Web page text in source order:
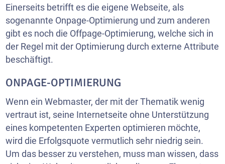
Einerseits betrifft es die eigene Webseite, als
sogenannte Onpage-Optimierung und zum anderen
gibt es noch die Offpage-Optimierung, welche sich in
der Regel mit der Optimierung durch externe Attribute
beschäftigt.
ONPAGE-OPTIMIERUNG
Wenn ein Webmaster, der mit der Thematik wenig
vertraut ist, seine Internetseite ohne Unterstützung
eines kompetenten Experten optimieren möchte,
wird die Erfolgsquote vermutlich sehr niedrig sein.
Um das besser zu verstehen, muss man wissen, dass